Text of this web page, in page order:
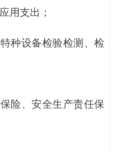
用支出；
设备检验检测、检
、安全生产责任保